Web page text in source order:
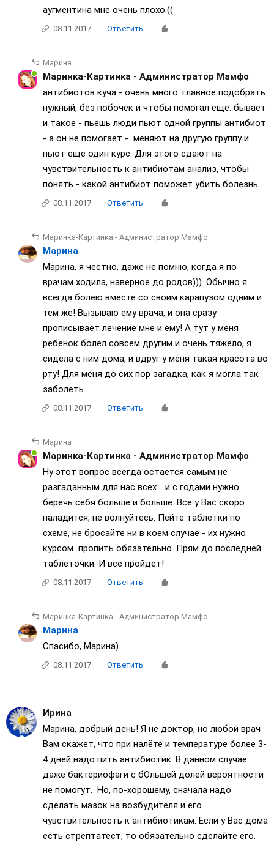
аугментина мне очень плохо.((
08.11.2017 Ответить
Марина
Маринка-Картинка - Администратор Мамфо
антибиотов куча - очень много. главное подобрать
нужный, без побочек и чтобы помогал еще. бывает
и такое - пьешь люди пьют одной группы антибиот
- а он не помогает - меняют на другую группу и
пьют еще один курс. Для этого сдают на
чувствительность к антибиотам анализ, чтобы
понять - какой антибиот поможет убить болезнь.
08.11.2017 Ответить
Маринка-Картинка - Администратор Мамфо
Марина
Марина, я честно, даже не помню, когда я по
врачам ходила, наверное до родов))). Обычно я
всегда болею вместе со своим карапузом одним и
тем же! Вызываю ему врача, и она сразу
прописывает лечение мне и ему! А тут у меня
ребёнок болел совсем другим и очень тяжело, я
сидела с ним дома, и вдруг у меня такая красота во
рту! Для меня до сих пор загадка, как я могла так
заболеть.
08.11.2017 Ответить
Марина
Маринка-Картинка - Администратор Мамфо
Ну этот вопрос всегда остается самым не
разгаданным для нас всех .. и с годами нужно
беречь себя больше и больше. Все у Вас скоро
наладится, не волнуйтесь. Пейте таблетки по
схеме, не бросайте ни в коем случае - их нужно
курсом пропить обязательно. Прям до последней
таблеточки. И все пройдет!
08.11.2017 Ответить
Маринка-Картинка - Администратор Мамфо
Марина
Спасибо, Марина)
08.11.2017 Ответить
Ирина
Марина, добрый день! Я не доктор, но любой врач
Вам скажет, что при налёте и температуре более 3-
4 дней надо пить антибиотик. В данном случае
даже бактериофаги с бОльшей долей вероятности
не помогут. Но, по-хорошему, сначала надо
сделать мазок на возбудителя и его
чувствительность к антибиотикам. Если у Вас дома
есть стрептатест, то обязательно сделайте его.